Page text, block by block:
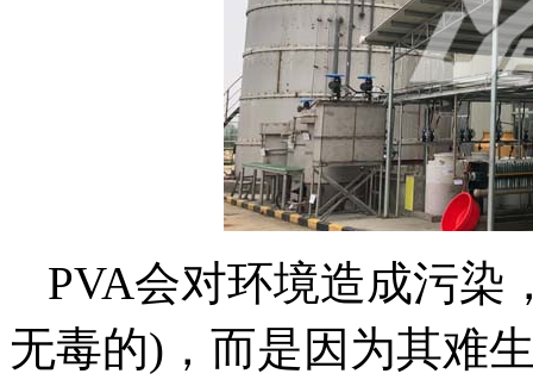
PVA会对环境造成污染
无毒的)，而是因为其难